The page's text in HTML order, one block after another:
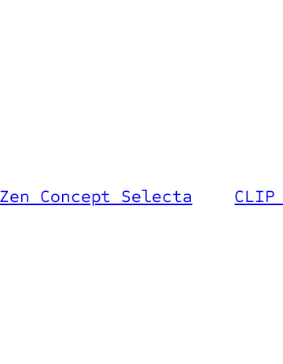
Concept Selecta